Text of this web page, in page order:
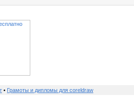
• Грамоты и дипломы для coreldraw